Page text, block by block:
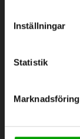
Inställningar
Statistik
Marknadsföring
Om oss
Kontakt
Vattenförsörjning
Geoenergi